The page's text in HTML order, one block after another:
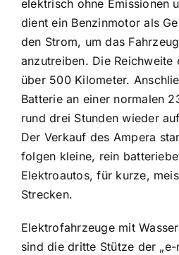
elektrisch ohne Emissionen
dient ein Benzinmotor als
den Strom, um das
anzutreiben. Die Reichweite
über 500 Kilometer.
Batterie an einer normalen
rund drei Stunden wieder
Der Verkauf des Ampera
folgen kleine, rein
Elektroautos, für kurze,
Strecken.
Elektrofahrzeuge mit
sind die dritte Stütze der